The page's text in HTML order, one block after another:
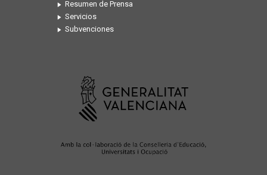
Resumen de Prensa
Servicios
Subvenciones